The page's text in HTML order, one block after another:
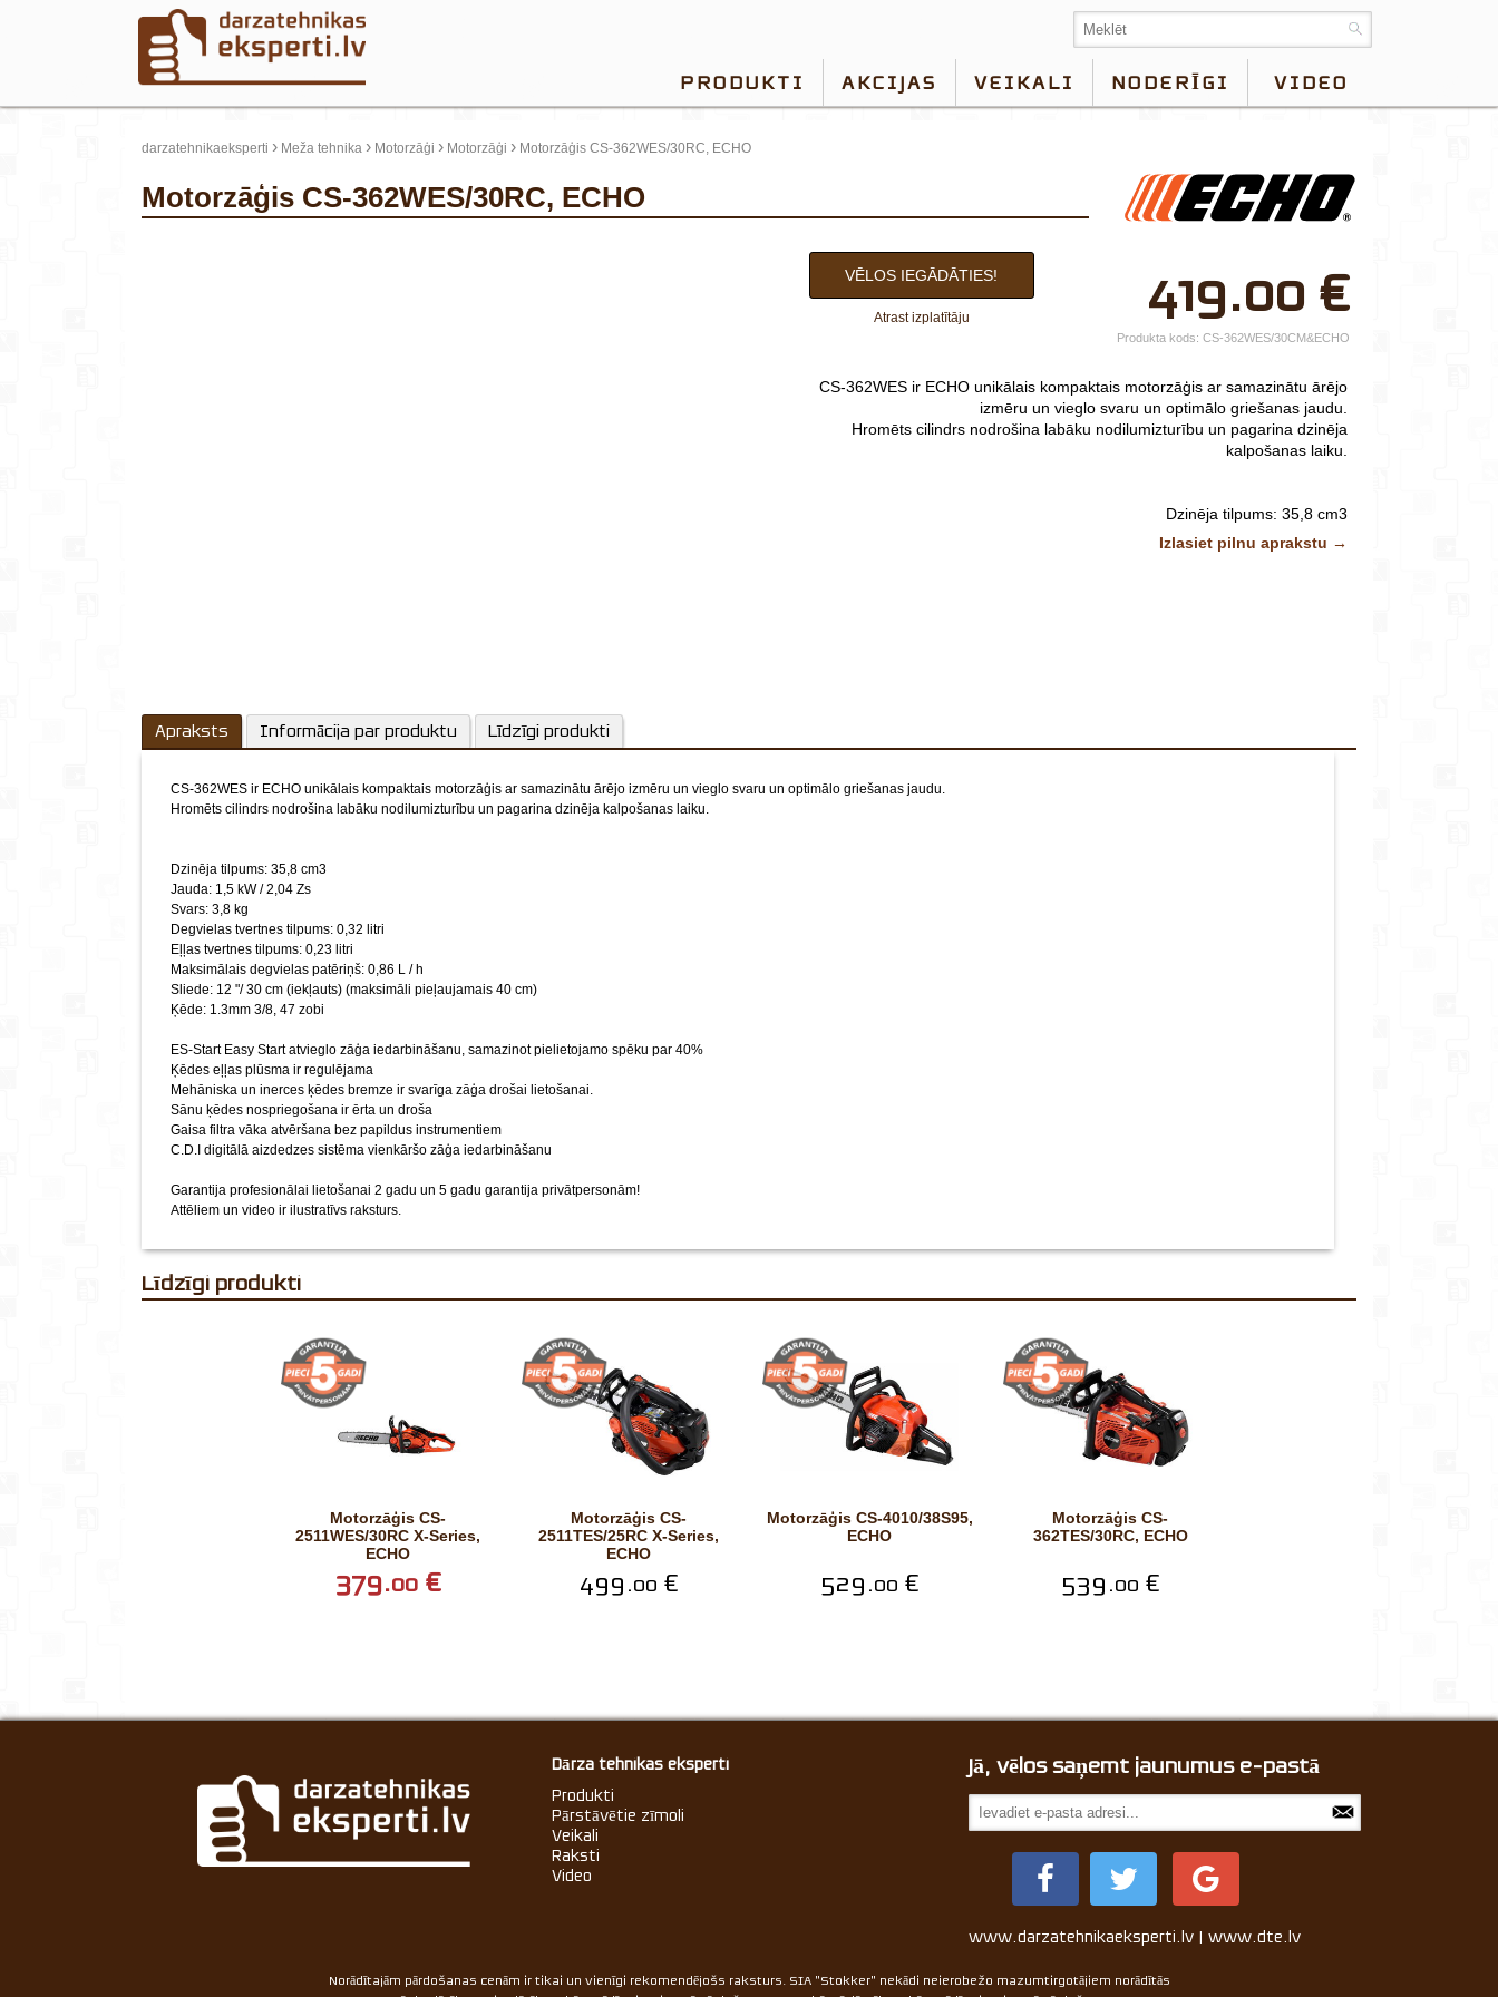
PRODUKTI AKCIJAS VEIKALI NODERĪGI VIDEO
darzatehnikaeksperti › Meža tehnika › Motorzāģi › Motorzāģi › Motorzāģis CS-362WES/30RC, ECHO
Motorzāģis CS-362WES/30RC, ECHO
Jūsu vārds*
tālr.*
E-pasts*
veikalu*
419.00 €
VĒLOS IEGĀDĀTIES!
Atrast izplatītāju
Produkta kods: CS-362WES/30CM&ECHO
CS-362WES ir ECHO unikālais kompaktais motorzāģis ar samazinātu ārējo
izmēru un vieglo svaru un optimālo griešanas jaudu.
Hromēts cilindrs nodrošina labāku nodilumizturību un pagarina dzinēja
kalpošanas laiku.
Dzinēja tilpums: 35,8 cm3
Jauda: 1,5 kW / 2,04 Zs
Svars: 3,8 kg
Ķēdes eļļas plūsma ir regulējama
Izlasiet pilnu aprakstu →
Apraksts Informācija par produktu Līdzīgi produkti
CS-362WES ir ECHO unikālais kompaktais motorzāģis ar samazinātu ārējo izmēru un vieglo svaru un optimālo griešanas jaudu.
Hromēts cilindrs nodrošina labāku nodilumizturību un pagarina dzinēja kalpošanas laiku.
Dzinēja tilpums: 35,8 cm3
Jauda: 1,5 kW / 2,04 Zs
Svars: 3,8 kg
Degvielas tvertnes tilpums: 0,32 litri
Eļļas tvertnes tilpums: 0,23 litri
Maksimālais degvielas patēriņš: 0,86 L / h
Sliede: 12 "/ 30 cm (iekļauts) (maksimāli pieļaujamais 40 cm)
Ķēde: 1.3mm 3/8, 47 zobi
ES-Start Easy Start atvieglo zāģa iedarbināšanu, samazinot pielietojamo spēku par 40%
Ķēdes eļļas plūsma ir regulējama
Mehāniska un inerces ķēdes bremze ir svarīga zāģa drošai lietošanai.
Sānu ķēdes nospriegošana ir ērta un droša
Gaisa filtra vāka atvēršana bez papildus instrumentiem
C.D.I digitālā aizdedzes sistēma vienkāršo zāģa iedarbināšanu
Garantija profesionālai lietošanai 2 gadu un 5 gadu garantija privātpersonām!
Attēliem un video ir ilustratīvs raksturs.
Līdzīgi produkti
Motorzāģis CS-
2511WES/30RC X-Series,
ECHO
379.00€
Motorzāģis CS-
2511TES/25RC X-Series,
ECHO
499.00 €
Motorzāģis CS-4010/38S95,
ECHO
529.00 €
Motorzāģis CS-
362TES/30RC, ECHO
539.00 €
Dārza tehnikas eksperti
Produkti
Pārstāvētie zīmoli
Veikali
Raksti
Video
Jā, vēlos saņemt jaunumus e-pastā
www.darzatehnikaeksperti.lv | www.dte.lv
Norādītajām pārdošanas cenām ir tikai un vienīgi rekomendējošs raksturs. SIA "Stokker" nekādi neierobežo mazumtirgotājiem norādītās